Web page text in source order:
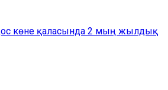
көне қаласында 2 мың жылдық